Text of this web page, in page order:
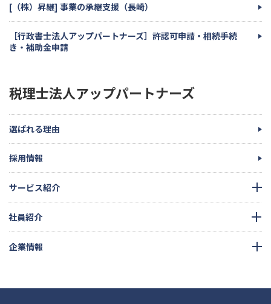
[（株）昇継] 事業の承継支援（長崎）
［行政書士法人アップパートナーズ］許認可申請・相続手続
き・補助金申請
税理士法人アップパートナーズ
選ばれる理由
採用情報
サービス紹介
社員紹介
企業情報